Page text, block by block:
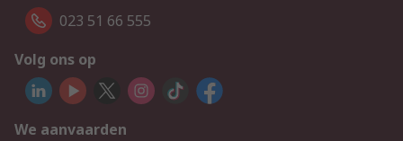
023 51 66 555
Volg ons op
We aanvaarden